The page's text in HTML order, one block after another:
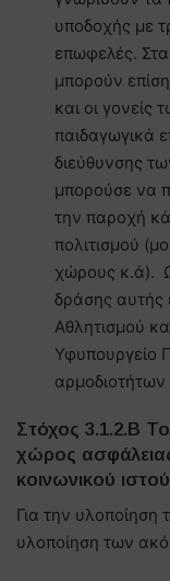
υποδοχής με
επωφελές.
μπορούν
και οι γονείς
παιδαγωγικά
διεύθυνσης
μπορούσε να
την παροχή
πολιτισμού
χώρους κ.ά).
δράσης αυτής
Αθλητισμού
Υφυπουργείο
αρμοδιοτήτων
Στόχος 3.1.2.Β
χώρος
κοινωνικού ιστού
Για την υλοποίηση
υλοποίηση των